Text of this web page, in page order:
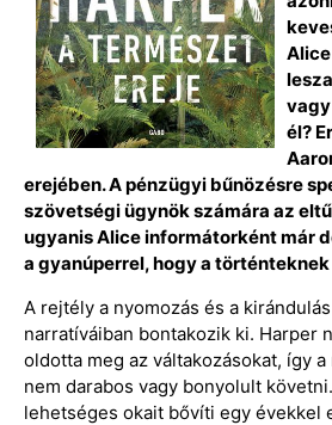
él?
erejében. A pénzügyi bűnözésre
szövetségi ügynök számára az
ugyanis Alice informátorként már
a gyanúperrel, hogy a
A rejtély a nyomozás és a
narratíváiban bontakozik ki. Harper
oldotta meg az váltakozásokat, így
nem darabos vagy bonyolult
lehetséges okait bővíti egy évekkel